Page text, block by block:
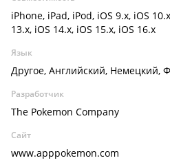
iPhone, iPad, iPod, iOS 9.x, iOS
13.x, iOS 14.x, iOS 15.x, iOS 16.x
Язык
Другое, Английский, Немецкий,
Разработчик
The Pokemon Company
Сайт
www.apppokemon.com